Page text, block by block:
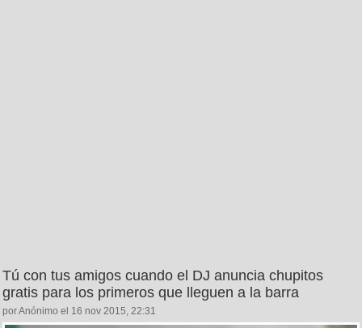
Tú con tus amigos cuando el DJ anuncia chupitos
gratis para los primeros que lleguen a la barra
por Anónimo el 16 nov 2015, 22:31